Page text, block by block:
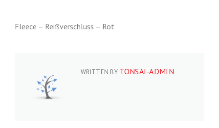
Fleece – Reißverschluss – Rot
WRITTEN BY TONSAI-ADMIN